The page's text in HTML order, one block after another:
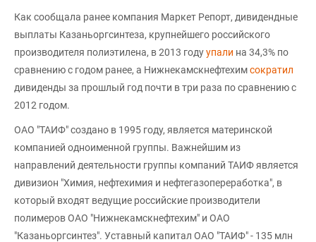
Как сообщала ранее компания Маркет Репорт, дивидендные
выплаты Казаньоргсинтеза, крупнейшего российского
производителя полиэтилена, в 2013 годуупали на 34,3% по
сравнению с годом ранее, а Нижнекамскнефтехимсократил
дивиденды за прошлый год почти в три раза по сравнению с
2012 годом.
ОАО "ТАИФ" создано в 1995 году, является материнской
компанией одноименной группы. Важнейшим из
направлений деятельности группы компаний ТАИФ является
дивизион "Химия, нефтехимия и нефтегазопереработка", в
который входят ведущие российские производители
полимеров ОАО "Нижнекамскнефтехим" и ОАО
"Казаньоргсинтез". Уставный капитал ОАО "ТАИФ" - 135 млн